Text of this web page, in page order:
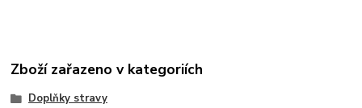
Zboží zařazeno v kategoriích
Doplňky stravy